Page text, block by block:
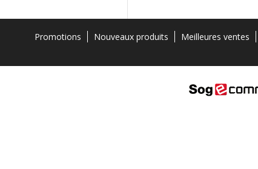
Promotions Nouveaux produits Meilleures ventes